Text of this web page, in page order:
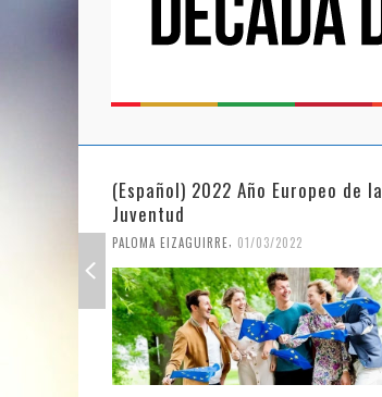
(Español) 2022 Año Europeo de la
Juventud
PALOMA EIZAGUIRRE 01/03/2022